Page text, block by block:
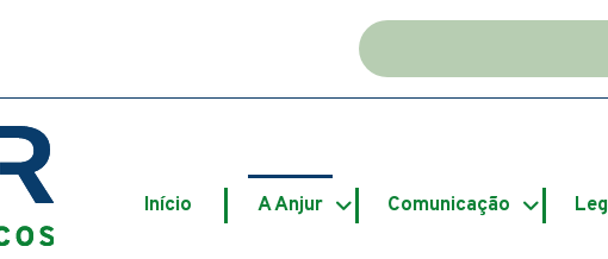
Início A Anjur Comunicação